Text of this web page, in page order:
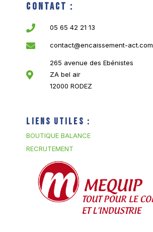
Contact :
05 65 42 21 13
contact@encaissement-act.com
265 avenue des Ebénistes
ZA bel air
12000 RODEZ
Liens utiles :
BOUTIQUE BALANCE
RECRUTEMENT